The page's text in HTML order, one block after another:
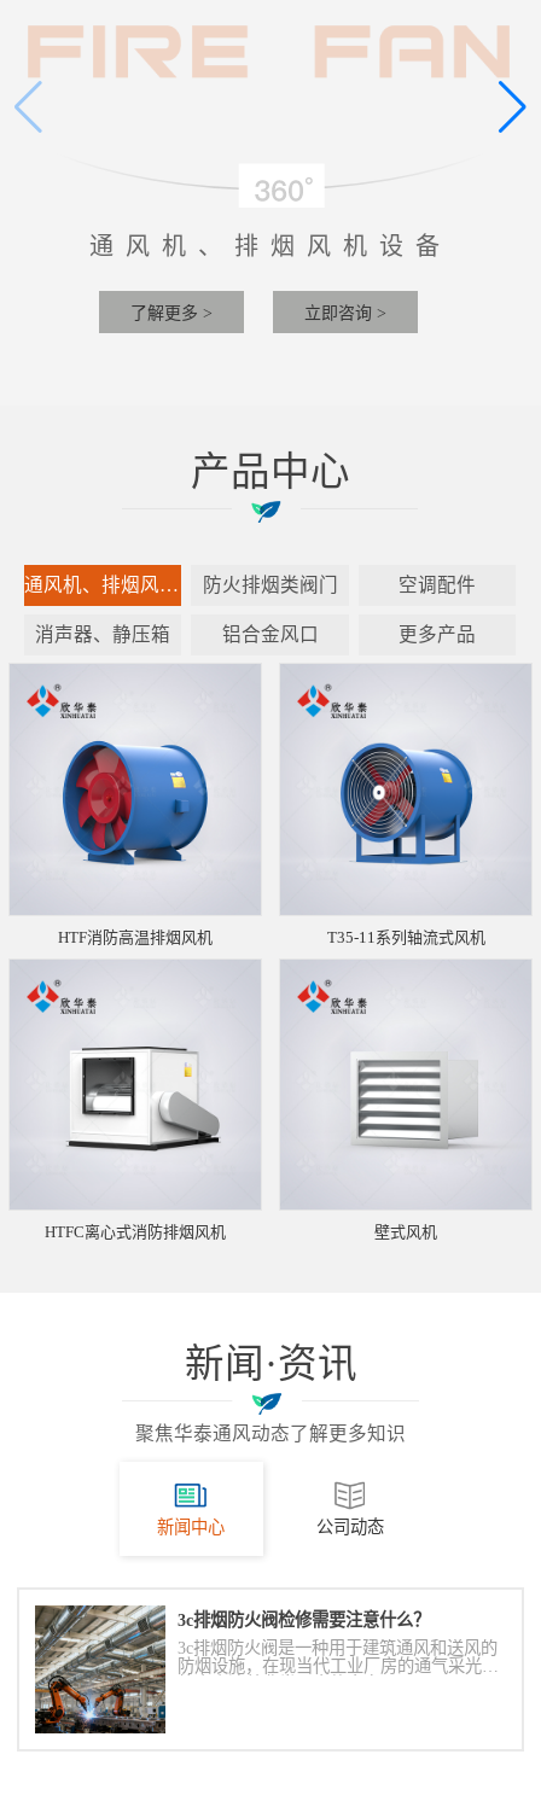
通风机、排烟风机设备
了解更多 > 立即咨询 >
产品中心
通风机、排烟风机设备 防火排烟类阀门 空调配件
消声器、静压箱 铝合金风口 更多产品
HTF消防高温排烟风机 T35-11系列轴流式风机
HTFC离心式消防排烟风机 壁式风机
新闻·资讯
聚焦华泰通风动态了解更多知识
新闻中心 公司动态
3c排烟防火阀检修需要注意什么？
3c排烟防火阀是一种用于建筑通风和送风的
防烟设施，在现当代工业厂房的通气采光系